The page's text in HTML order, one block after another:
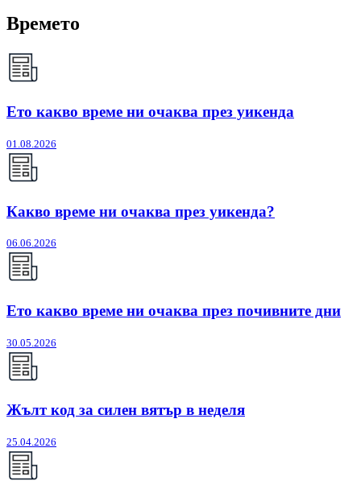
Времето
Ето какво време ни очаква през уикенда
01.08.2026
Какво време ни очаква през уикенда?
06.06.2026
Ето какво време ни очаква през почивните дни
30.05.2026
Жълт код за силен вятър в неделя
25.04.2026